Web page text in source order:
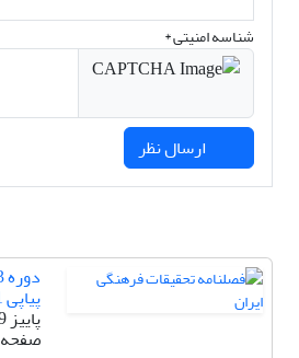
شناسه امنیتی *
پیاپی 11
پاییز 1389
صفحه